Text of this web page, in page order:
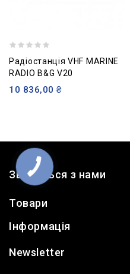
Радіостанція VHF MARINE
RADIO B&G V20
10 836,00 ₴
Зв'яжіться з нами
Товари
Інформація
Newsletter